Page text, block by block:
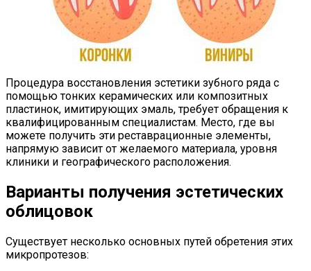
Процедура восстановления эстетики зубного ряда с
помощью тонких керамических или композитных
пластинок, имитирующих эмаль, требует обращения к
квалифицированным специалистам. Место, где вы
можете получить эти реставрационные элементы,
напрямую зависит от желаемого материала, уровня
клиники и географического расположения.
Варианты получения эстетических
облицовок
Существует несколько основных путей обретения этих
микропротезов: